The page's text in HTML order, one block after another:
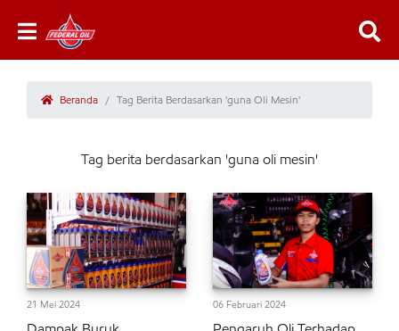
Beranda Tag Berita Berdasarkan 'guna Oli Mesin'
Tag berita berdasarkan 'guna oli mesin'
21 Mei 2024 06 Februari 2024